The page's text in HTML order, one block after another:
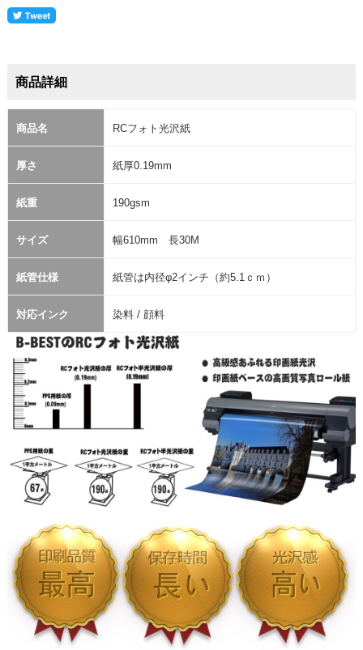
商品詳細
商品名 RCフォト光沢紙
厚さ 紙厚0.19mm
紙重 190gsm
サイズ 幅610mm 長30M
紙管仕様 紙管は内径φ2インチ（約5.1ｃｍ）
対応インク 染料 / 顔料